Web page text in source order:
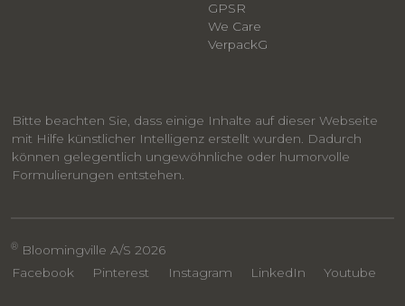
GPSR
We Care
VerpackG
Bitte beachten Sie, dass einige Inhalte auf dieser Webseite
mit Hilfe künstlicher Intelligenz erstellt wurden. Dadurch
können gelegentlich ungewöhnliche oder humorvolle
Formulierungen entstehen.
® Bloomingville A/S 2026
Facebook
Pinterest Instagram LinkedIn Youtube